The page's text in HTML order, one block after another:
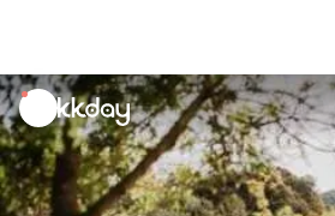
unread
notifications